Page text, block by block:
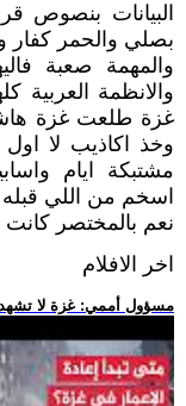
البيانات بنصوص
بصلي والحمر كفار
والمهمة صعبة
والانظمة العربية
غزة طلعت غزة
وخذ اكاذيب لا
مشتبكة ايام
اسخم من اللي قبله
نعم بالمختصر
اخر الافلام
.. مسؤول أممي: غزة لا تشهد